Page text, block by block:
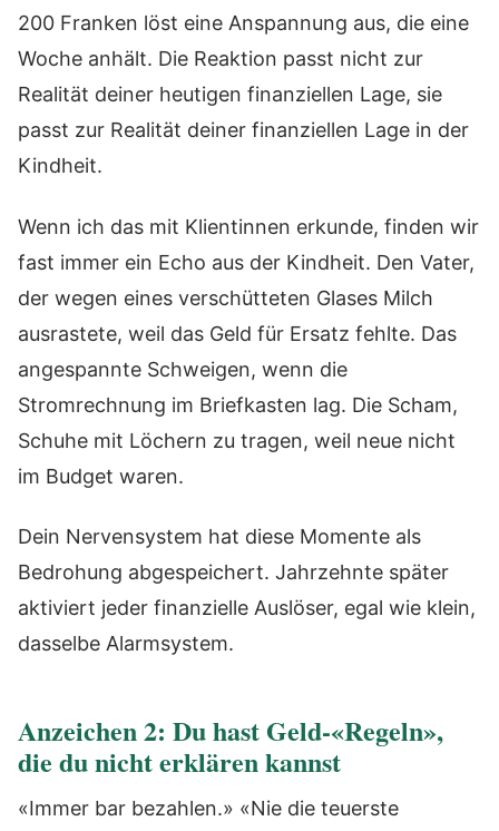
200 Franken löst eine Anspannung aus, die eine
Woche anhält. Die Reaktion passt nicht zur
Realität deiner heutigen finanziellen Lage, sie
passt zur Realität deiner finanziellen Lage in der
Kindheit.
Wenn ich das mit Klientinnen erkunde, finden wir
fast immer ein Echo aus der Kindheit. Den Vater,
der wegen eines verschütteten Glases Milch
ausrastete, weil das Geld für Ersatz fehlte. Das
angespannte Schweigen, wenn die
Stromrechnung im Briefkasten lag. Die Scham,
Schuhe mit Löchern zu tragen, weil neue nicht
im Budget waren.
Dein Nervensystem hat diese Momente als
Bedrohung abgespeichert. Jahrzehnte später
aktiviert jeder finanzielle Auslöser, egal wie klein,
dasselbe Alarmsystem.
Anzeichen 2: Du hast Geld-«Regeln»,
die du nicht erklären kannst
«Immer bar bezahlen.» «Nie die teuerste